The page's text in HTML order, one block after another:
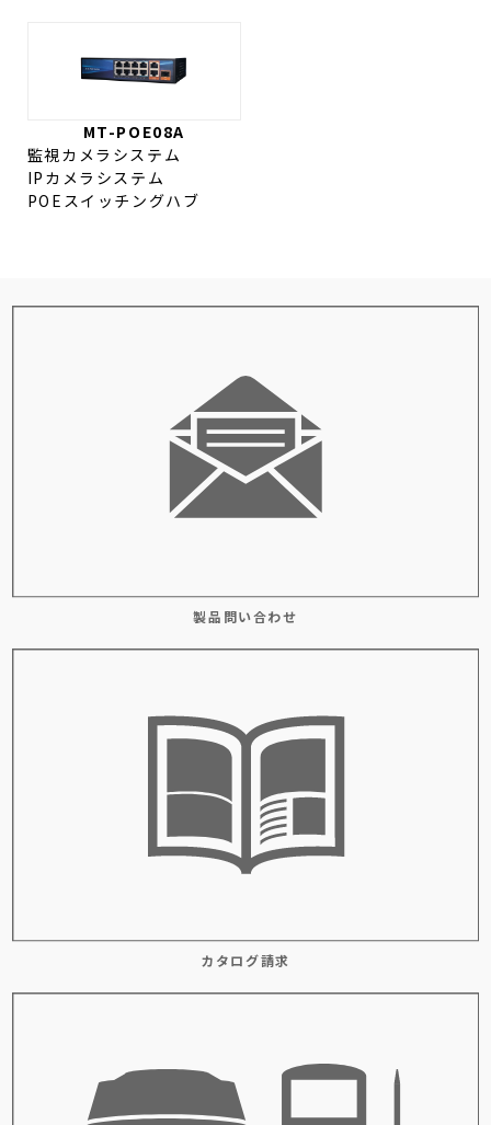
MT-POE08A
監視カメラシステム
IPカメラシステム
POEスイッチングハブ
製品問い合わせ
カタログ請求